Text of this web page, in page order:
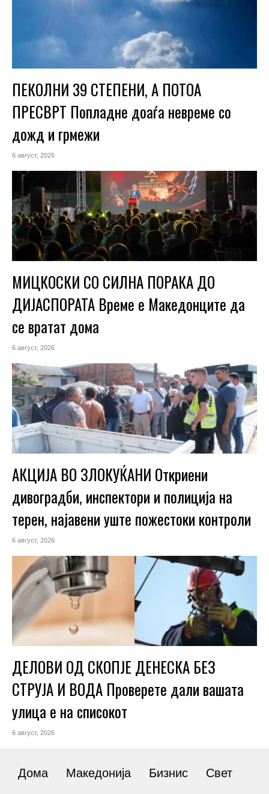
ПЕКОЛНИ 39 СТЕПЕНИ, А ПОТОА
ПРЕСВРТ Попладне доаѓа невреме со
дожд и грмежи
6 август, 2026
МИЦКОСКИ СО СИЛНА ПОРАКА ДО
ДИЈАСПОРАТА Време е Македонците да
се вратат дома
6 август, 2026
АКЦИЈА ВО ЗЛОКУЌАНИ Откриени
дивоградби, инспектори и полиција на
терен, најавени уште пожестоки контроли
6 август, 2026
ДЕЛОВИ ОД СКОПЈЕ ДЕНЕСКА БЕЗ
СТРУЈА И ВОДА Проверете дали вашата
улица е на списокот
6 август, 2026
Дома Македонија Бизнис Свет